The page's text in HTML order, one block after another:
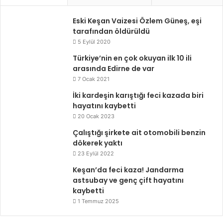
Eski Keşan Vaizesi Özlem Güneş, eşi
tarafından öldürüldü
5 Eylül 2020
Türkiye’nin en çok okuyan ilk 10 ili
arasında Edirne de var
7 Ocak 2021
İki kardeşin karıştığı feci kazada biri
hayatını kaybetti
20 Ocak 2023
Çalıştığı şirkete ait otomobili benzin
dökerek yaktı
23 Eylül 2022
Keşan’da feci kaza! Jandarma
astsubay ve genç çift hayatını
kaybetti
1 Temmuz 2025